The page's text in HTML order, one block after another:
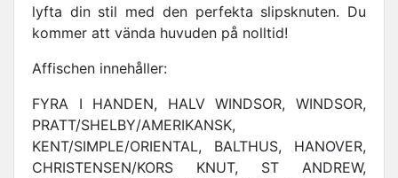
lyfta din stil med den perfekta slipsknuten. Du
kommer att vända huvuden på nolltid!
Affischen innehåller:
FYRA I HANDEN, HALV WINDSOR, WINDSOR,
PRATT/SHELBY/AMERIKANSK,
KENT/SIMPLE/ORIENTAL, BALTHUS, HANOVER,
CHRISTENSEN/KORS KNUT, ST ANDREW,